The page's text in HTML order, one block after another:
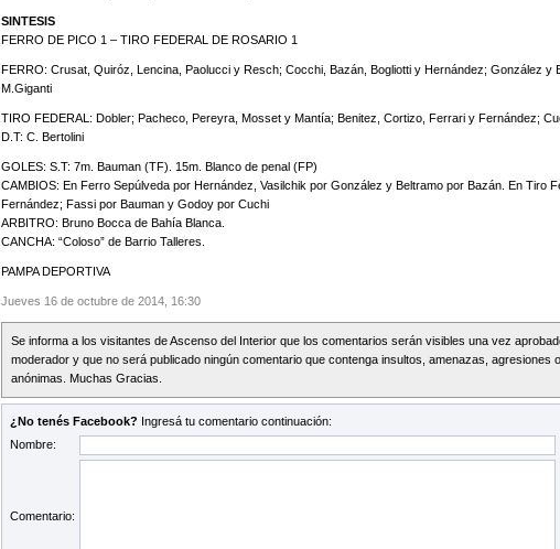
SINTESIS
FERRO DE PICO 1 – TIRO FEDERAL DE ROSARIO 1
FERRO: Crusat, Quiróz, Lencina, Paolucci y Resch; Cocchi, Bazán, Bogliotti y Hernández; González y
M.Giganti
TIRO FEDERAL: Dobler; Pacheco, Pereyra, Mosset y Mantía; Benitez, Cortizo, Ferrari y Fernández;
D.T: C. Bertolini
GOLES: S.T: 7m. Bauman (TF). 15m. Blanco de penal (FP)
CAMBIOS: En Ferro Sepúlveda por Hernández, Vasilchik por González y Beltramo por Bazán. En Tiro
Fernández; Fassi por Bauman y Godoy por Cuchi
ARBITRO: Bruno Bocca de Bahía Blanca.
CANCHA: “Coloso” de Barrio Talleres.
PAMPA DEPORTIVA
Jueves 16 de octubre de 2014, 16:30
Se informa a los visitantes de Ascenso del Interior que los comentarios serán visibles una vez
moderador y que no será publicado ningún comentario que contenga insultos, amenazas, agresiones
anónimas. Muchas Gracias.
¿No tenés Facebook? Ingresá tu comentario continuación:
Nombre:
Comentario: